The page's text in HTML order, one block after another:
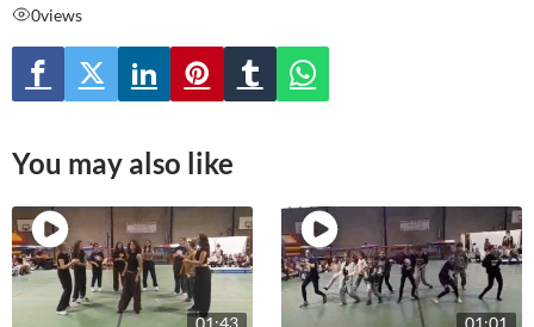
0views
You may also like